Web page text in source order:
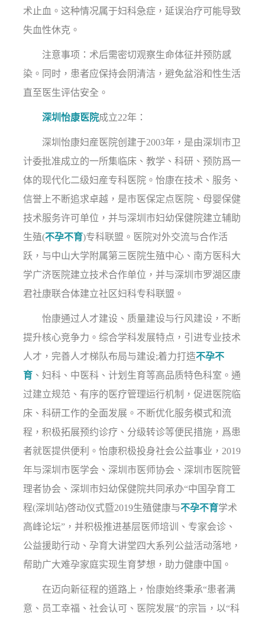
术止血。这种情况属于妇科急症，延误治疗可能导致
失血性休克。
注意事项：术后需密切观察生命体征并预防感
染。同时，患者应保持会阴清洁，避免盆浴和性生活
直至医生评估安全。
深圳怡康医院成立22年：
深圳怡康妇産医院创建于2003年，是由深圳市卫
计委批准成立的一所集临床、教学、科研、预防爲一
体的现代化二级妇産专科医院。怡康在技术、服务、
信誉上不断追求卓越，是市医保定点医院、母婴保健
技术服务许可单位，并与深圳市妇幼保健院建立辅助
生殖(不孕不育)专科联盟。医院对外交流与合作活
跃，与中山大学附属第三医院生殖中心、南方医科大
学广济医院建立技术合作单位，并与深圳市罗湖区康
君社康联合体建立社区妇科专科联盟。
怡康通过人才建设、质量建设与行风建设，不断
提升核心竞争力。综合学科发展特点，引进专业技术
人才，完善人才梯队布局与建设;着力打造不孕不
育 、妇科、中医科、计划生育等高品质特色科室。通
过建立规范、有序的医疗管理运行机制，促进医院临
床、科研工作的全面发展。不断优化服务模式和流
程，积极拓展预约诊疗、分级转诊等便民措施，爲患
者就医提供便利。怡康积极投身社会公益事业，2019
年与深圳市医学会、深圳市医师协会、深圳市医院管
理者协会、深圳市妇幼保健院共同承办“中国孕育工
程(深圳站)啓动仪式暨2019生殖健康与不孕不育学术
高峰论坛”，并积极推进基层医师培训、专家会诊、
公益援助行动、孕育大讲堂四大系列公益活动落地，
帮助广大难孕家庭实现生育梦想，助力健康中国。
在迈向新征程的道路上，怡康始终秉承“患者满
意、员工幸福、社会认可、医院发展”的宗旨，以“科